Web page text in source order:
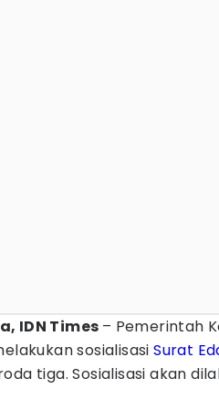
IDN Times – Pemerintah
sosialisasiSurat
tiga. Sosialisasi akan